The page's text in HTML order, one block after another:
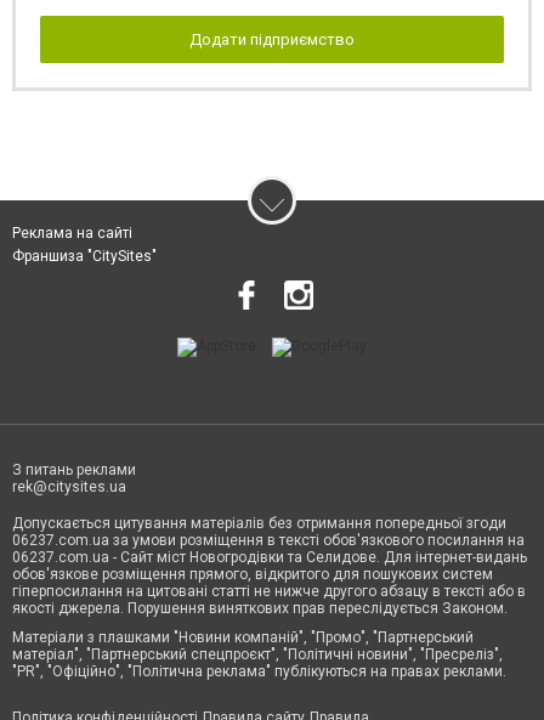
Додати підприємство
Реклама на сайті
Франшиза "CitySites"
З питань реклами
rek@citysites.ua
Допускається цитування матеріалів без отримання попередньої згоди
06237.com.ua за умови розміщення в тексті обов'язкового посилання на
06237.com.ua - Сайт міст Новогродівки та Селидове. Для інтернет-видань
обов'язкове розміщення прямого, відкритого для пошукових систем
гіперпосилання на цитовані статті не нижче другого абзацу в тексті або в
якості джерела. Порушення виняткових прав переслідується Законом.
Матеріали з плашками "Новини компаній", "Промо", "Партнерський
матеріал", "Партнерський спецпроєкт", "Політичні новини", "Пресреліз",
"PR", "Офіційно", "Політична реклама" публікуються на правах реклами.